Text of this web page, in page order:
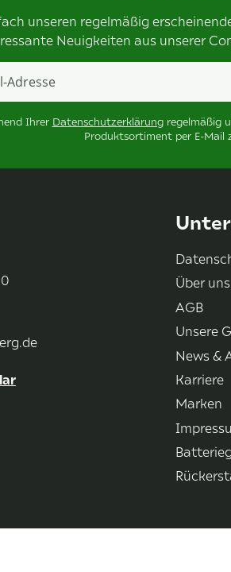
unseren regelmäßig
Neuigkeiten aus unserer
Ihrer Datenschutzerklärungregelmäßig
Produktsortiment per E-Mail
Über uns
AGB
Unsere
News &
Karriere
Marken